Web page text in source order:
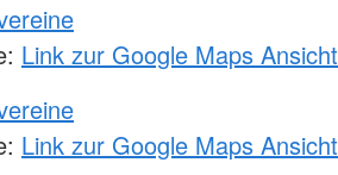
Link zur Google Maps Ansicht
Link zur Google Maps Ansicht